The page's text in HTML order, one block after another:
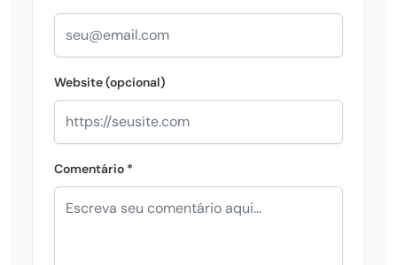
Website (opcional)
Comentário *